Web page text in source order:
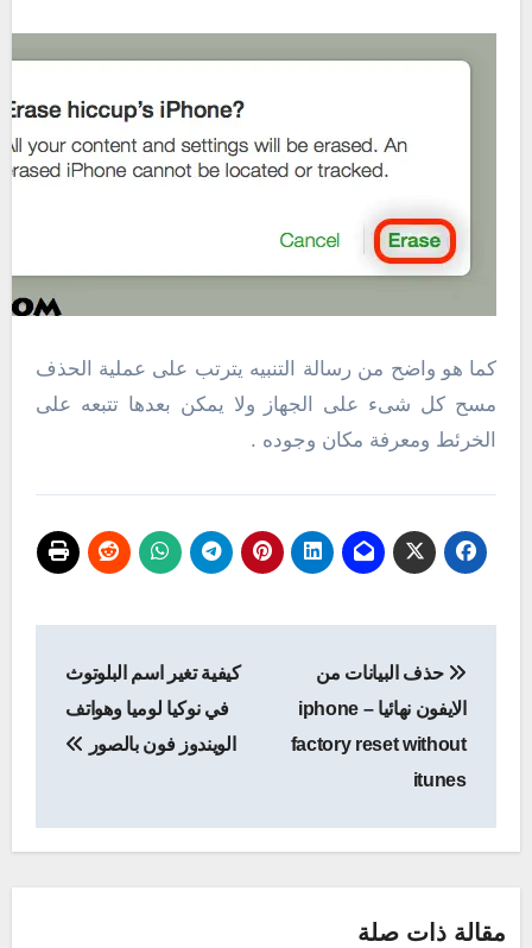
كما هو واضح من رسالة التنبيه يترتب على عملية الحذف
مسح كل شىء على الجهاز ولا يمكن بعدها تتبعه على
الخرئط ومعرفة مكان وجوده .
المقالات
حذف البيانات من
الايفون نهائيا – iphone
factory reset without
itunes
كيفية تغير اسم البلوتوث
في نوكيا لوميا وهواتف
الويندوز فون بالصور
مقالة ذات صلة